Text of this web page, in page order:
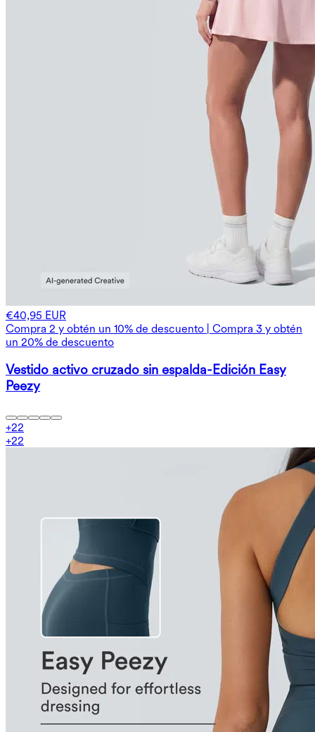
€40,95 EUR
Compra 2 y obtén un 10% de descuento | Compra 3 y obtén
un 20% de descuento
Vestido activo cruzado sin espalda-Edición Easy
Peezy
+22
+22